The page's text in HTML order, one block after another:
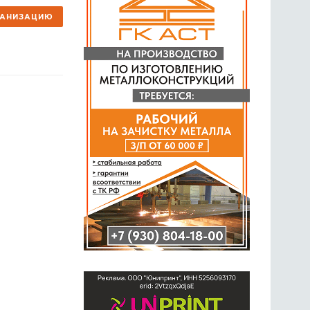
ГОЛОСОВАНИЯ
ПРЕДЛОЖИТЬ НОВОСТЬ
ФОТО